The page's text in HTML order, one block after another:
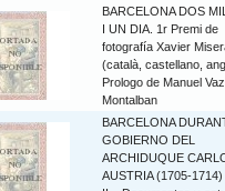
BARCELONA DOS
I UN DIA. 1r Premi de
fotografía Xavier
(català, castellano,
Prologo de Manuel
Montalban
BARCELONA
GOBIERNO DEL
ARCHIDUQUE
AUSTRIA (1705-